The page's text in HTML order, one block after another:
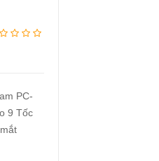
PC-
9 Tốc